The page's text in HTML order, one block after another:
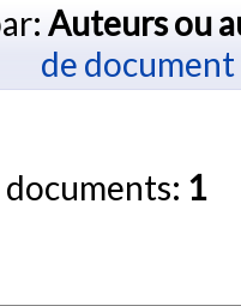
Auteurs ou
de document
1